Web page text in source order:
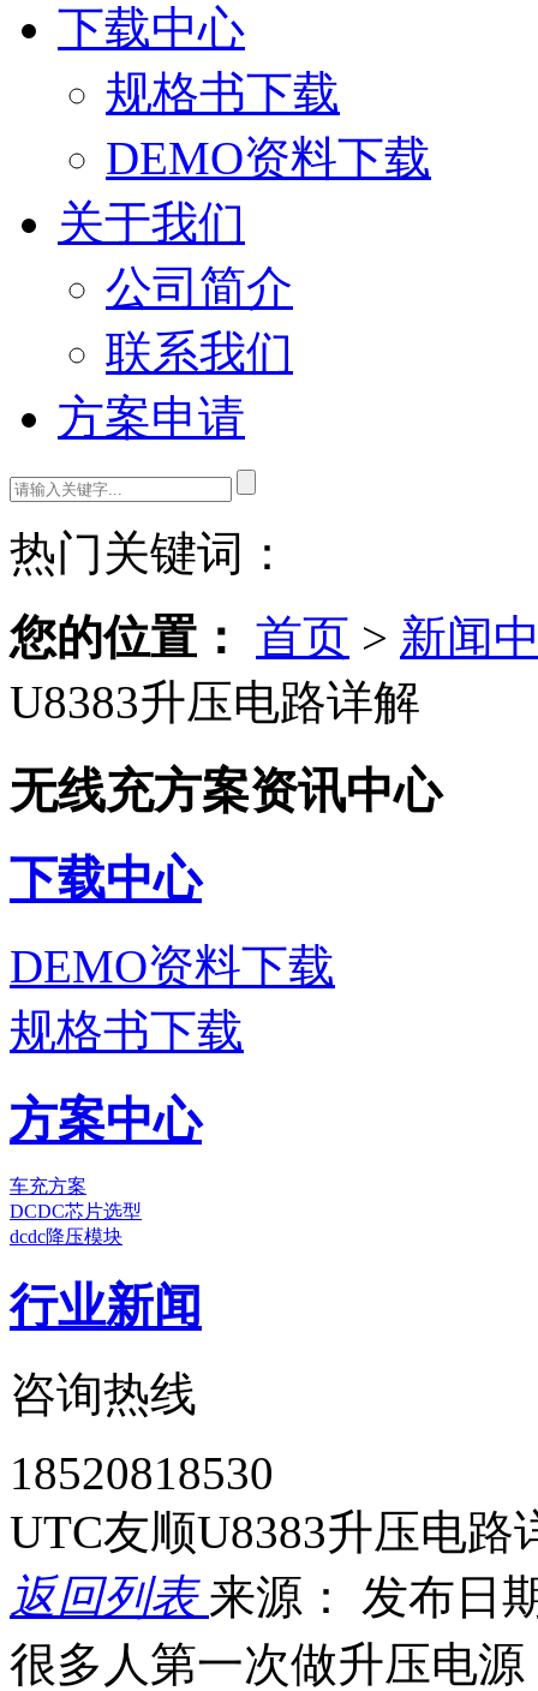
下载中心
规格书下载
DEMO资料下载
关于我们
公司简介
联系我们
方案申请
热门关键词：
您的位置： 首页 > 新闻
U8383升压电路详解
无线充方案资讯中心
下载中心
DEMO资料下载
规格书下载
方案中心
车充方案
DCDC芯片选型
dcdc降压模块
行业新闻
咨询热线
18520818530
UTC友顺U8383升压电路
返回列表来源： 发布日
很多人第一次做升压电